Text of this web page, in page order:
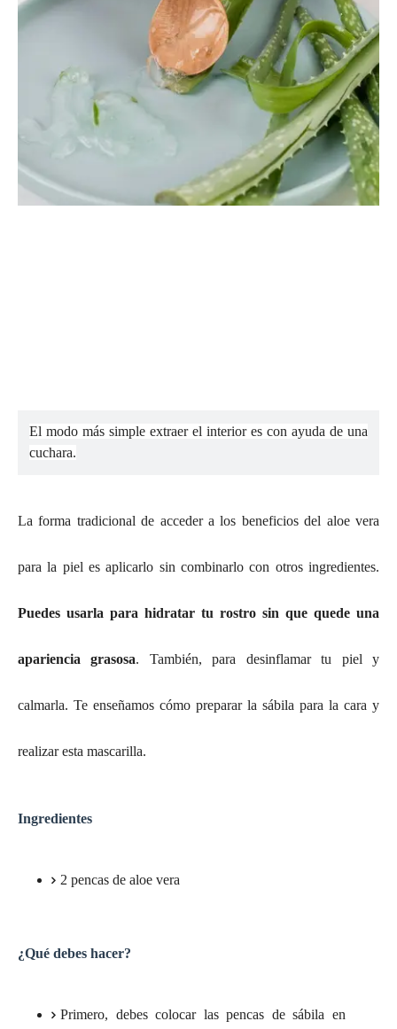
El modo más simple extraer el interior es con ayuda de una
cuchara.
La forma tradicional de acceder a los beneficios del aloe vera
para la piel es aplicarlo sin combinarlo con otros ingredientes.
Puedes usarla para hidratar tu rostro sin que quede una
apariencia grasosa. También, para desinflamar tu piel y
calmarla. Te enseñamos cómo preparar la sábila para la cara y
realizar esta mascarilla.
Ingredientes
2 pencas de aloe vera
¿Qué debes hacer?
Primero, debes colocar las pencas de sábila en